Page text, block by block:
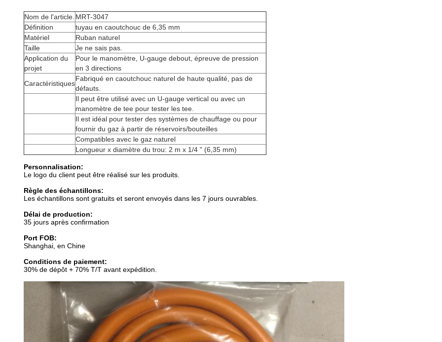
Nom de l'article. MRT-3047
Définition
tuyau en caoutchouc de 6,35 mm
Matériel
Ruban naturel
Taille
Je ne sais pas.
Application du
projet
Pour le manomètre, U-gauge debout, épreuve de pression
en 3 directions
Caractéristiques
Fabriqué en caoutchouc naturel de haute qualité, pas de
défauts.
Il peut être utilisé avec un U-gauge vertical ou avec un
manomètre de tee pour tester les tee.
Il est idéal pour tester des systèmes de chauffage ou pour
fournir du gaz à partir de réservoirs/bouteilles
Compatibles avec le gaz naturel
Longueur x diamètre du trou: 2 m x 1/4 " (6,35 mm)
Personnalisation:
Le logo du client peut être réalisé sur les produits.
Règle des échantillons:
Les échantillons sont gratuits et seront envoyés dans les 7 jours ouvrables.
Délai de production:
35 jours après confirmation
Port FOB:
Shanghai, en Chine
Conditions de paiement:
30% de dépôt + 70% T/T avant expédition.